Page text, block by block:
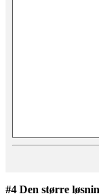
#4 Den større